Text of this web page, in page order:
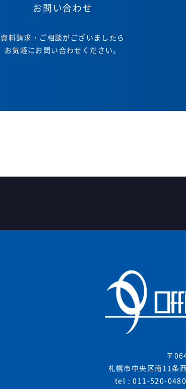
お問い合わせ
資料請求・ご相談がございましたら
お気軽にお問い合わせください。
〒
札幌市中央区南11条
tel :011-520-0480